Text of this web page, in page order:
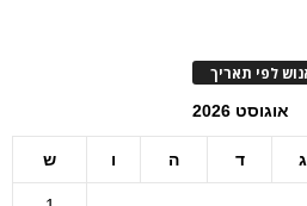
לפי תאריך
אוגוסט 2026
ג ד ה ו ש